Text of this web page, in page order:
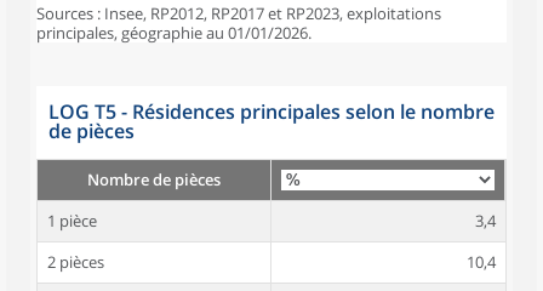
Sources : Insee, RP2012, RP2017 et RP2023, exploitations
principales, géographie au 01/01/2026.
LOG T5 - Résidences principales selon le nombre
de pièces
Nombre de pièces
1 pièce
3,4
2 pièces
10,4